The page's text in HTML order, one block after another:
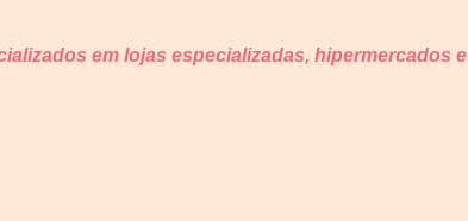
em lojas especializadas, hipermercados e